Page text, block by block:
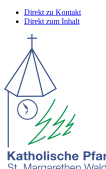
Direkt zu Kontakt
Direkt zum Inhalt